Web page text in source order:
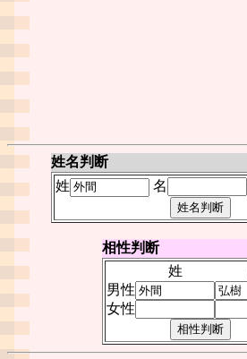
姓名判断
姓
名
相性判断
姓
男性
女性